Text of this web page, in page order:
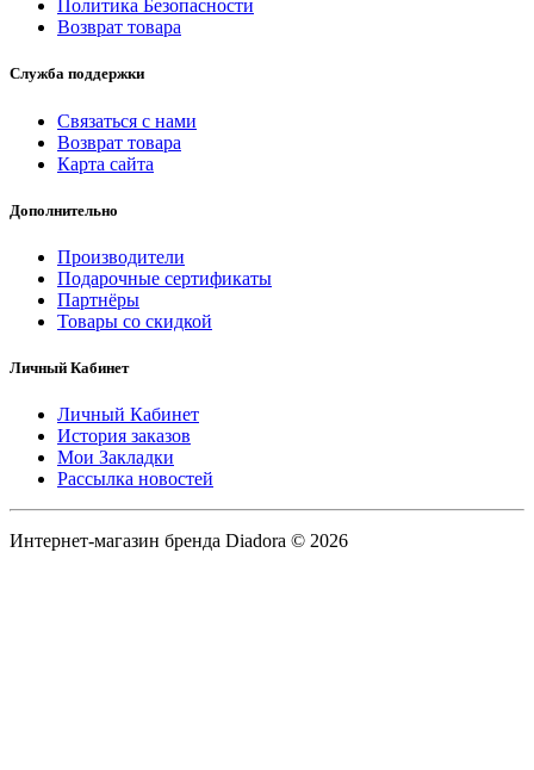
Политика Безопасности
Возврат товара
Служба поддержки
Связаться с нами
Возврат товара
Карта сайта
Дополнительно
Производители
Подарочные сертификаты
Партнёры
Товары со скидкой
Личный Кабинет
Личный Кабинет
История заказов
Мои Закладки
Рассылка новостей
Интернет-магазин бренда Diadora © 2026